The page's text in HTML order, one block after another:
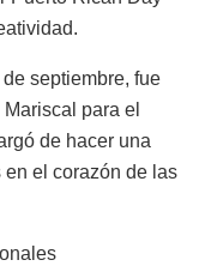
septiembre, fue
para el
de hacer una
el corazón de las